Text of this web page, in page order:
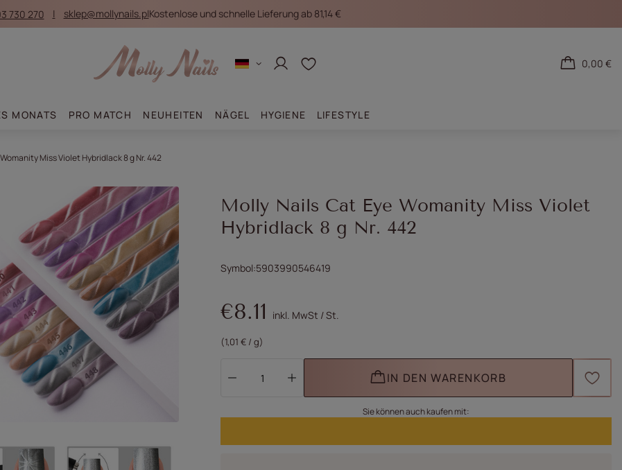
730 270 sklep@mollynails.plKostenlose und schnelle Lieferung ab 81,14 €
AnmeldenEinkaufslisten
0,00 €
MONATS PRO MATCH NEUHEITEN NÄGEL HYGIENE LIFESTYLE
Miss Violet Hybridlack 8 g Nr. 442
Molly Nails Cat Eye Womanity Miss Violet
Hybridlack 8 g Nr. 442
Symbol 5903990546419
€8.11 inkl. MwSt /St.
(1,01 € / g)
IN DEN WARENKORB
Sie können auch kaufen mit: